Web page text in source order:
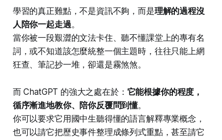
學習的真正難點，不是資訊不夠，而是理解的過程沒
人陪你一起走過。
當你被一段艱澀的文法卡住、聽不懂課堂上的專有名
詞，或不知道該怎麼統整一個主題時，往往只能上網
狂查、筆記抄一堆，卻還是霧煞煞。
而 ChatGPT 的強大之處在於： 它能根據你的程度，
循序漸進地教你、陪你反覆問到懂。
你可以要求它用國中生聽得懂的語言解釋專業概念，
也可以請它把歷史事件整理成條列式重點，甚至請它